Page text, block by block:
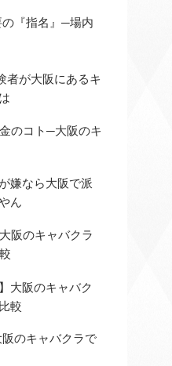
『指名』─場内
者が大阪にあるキ
のコト─大阪のキ
嫌なら大阪で派
ん
阪のキャバクラ
大阪のキャバク
較
阪のキャバクラで